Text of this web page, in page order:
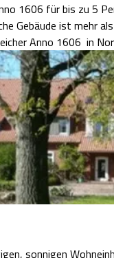
Das gemütliche Ferienhaus
Gebäude ist mehr
Anno
sonnigen